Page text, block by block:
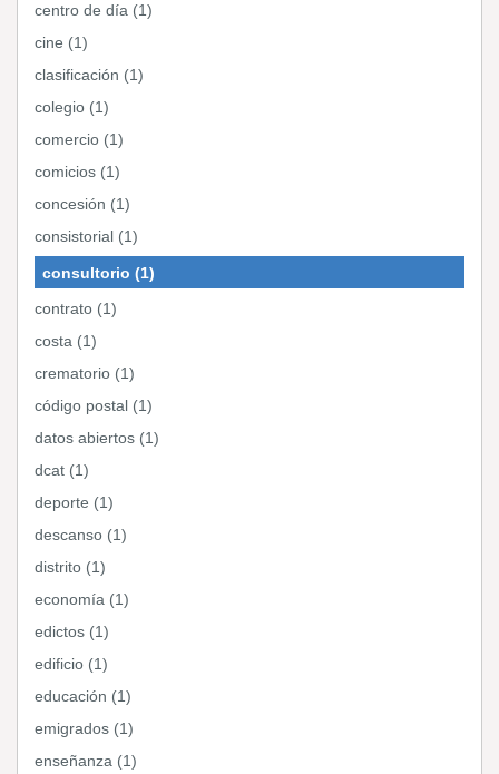
centro de día (1)
cine (1)
clasificación (1)
colegio (1)
comercio (1)
comicios (1)
concesión (1)
consistorial (1)
consultorio (1)
contrato (1)
costa (1)
crematorio (1)
código postal (1)
datos abiertos (1)
dcat (1)
deporte (1)
descanso (1)
distrito (1)
economía (1)
edictos (1)
edificio (1)
educación (1)
emigrados (1)
enseñanza (1)